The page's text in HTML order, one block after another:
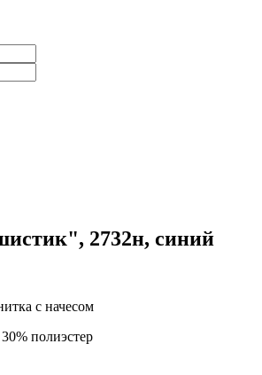
2732н, синий
с начесом
полиэстер